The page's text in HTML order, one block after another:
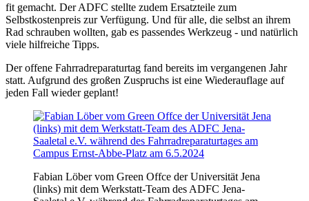
fit gemacht. Der ADFC stellte zudem Ersatzteile zum
Selbstkostenpreis zur Verfügung. Und für alle, die selbst an ihrem
Rad schrauben wollten, gab es passendes Werkzeug - und natürlich
viele hilfreiche Tipps.
Der offene Fahrradreparaturtag fand bereits im vergangenen Jahr
statt. Aufgrund des großen Zuspruchs ist eine Wiederauflage auf
jeden Fall wieder geplant!
Fabian Löber vom Green Offce der Universität Jena
(links) mit dem Werkstatt-Team des ADFC Jena-